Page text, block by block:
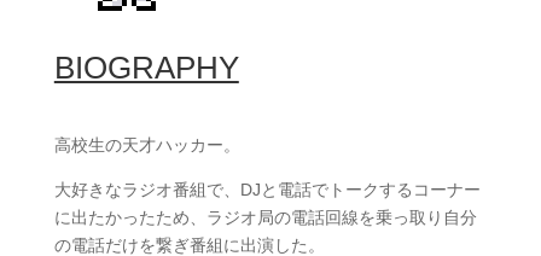
BIOGRAPHY
高校生の天才ハッカー。
大好きなラジオ番組で、DJと電話でトークするコーナー
に出たかったため、ラジオ局の電話回線を乗っ取り自分
の電話だけを繋ぎ番組に出演した。